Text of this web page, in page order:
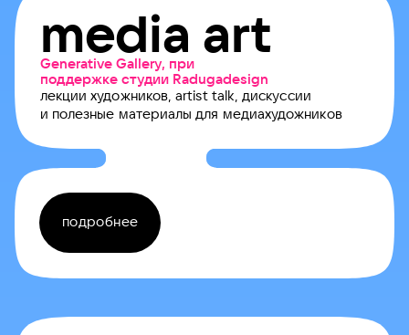
media art
Generative Gallery, при
поддержке студии Radugadesign
лекции художников, artist talk, дискуссии
и полезные материалы для медиахудожников
подробнее